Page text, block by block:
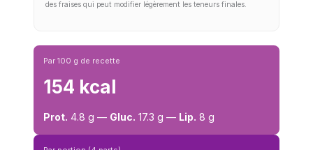
des fraises qui peut modifier légèrement les teneurs finales.
Par 100 g de recette
154 kcal
Prot. 4.8 g — Gluc. 17.3 g — Lip. 8 g